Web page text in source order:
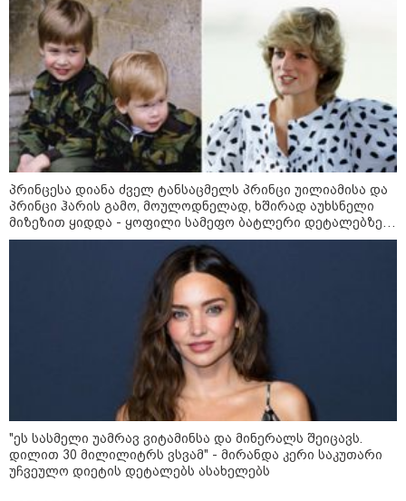
დაასანქცირა
„ნაციონალური მოძრაობა“ -
სიმბოლურია, რომ კობახიძის
მოღალატეობრივი განცხადება
საქართველოს
თავისუფლებისთვის შეწირული
გმირების მემორიალზე გაკეთდა
პრინცესა დიანა ძველ ტანსაცმელს პრინცი უილიამისა და
პრინცი ჰარის გამო, მოულოდნელად, ხშირად აუხსნელი
მიზეზით ყიდდა - ყოფილი სამეფო ბატლერი დეტალებზე
საკუთარ წიგნში საუბრობს
"ეს სასმელი უამრავ ვიტამინსა და მინერალს შეიცავს.
დილით 30 მილილიტრს ვსვამ" - მირანდა კერი საკუთარი
უჩვეულო დიეტის დეტალებს ასახელებს